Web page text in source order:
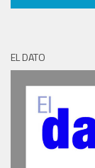
EL DATO